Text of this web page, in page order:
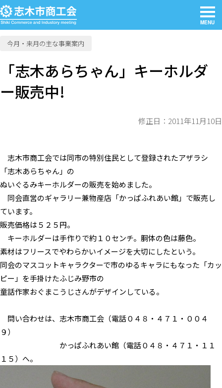
今月・来月の主な事業案内
「志木あらちゃん」キーホルダ
ー販売中!
修正日：2011年11月10日
志木市商工会では同市の特別住民として登録されたアザラシ
「志木あらちゃん」の
ぬいぐるみキーホルダーの販売を始めました。
同会直営のギャラリー兼物産店「かっぱふれあい館」で販売し
ています。
販売価格は５２５円。
キーホルダーは手作りで約１０センチ。胴体の色は藤色。
素材はフリースでやわらかいイメージを大切にしたという。
同会のマスコットキャラクターで市のゆるキャラにもなった「カッ
ピー」を手掛けたふじみ野市の
童話作家おぐまこうじさんがデザインしている。
問い合わせは、志木市商工会（電話０４８・４７１・００４
９）
かっぱふれあい館（電話０４８・４７１・１１
１５）へ。
MENU